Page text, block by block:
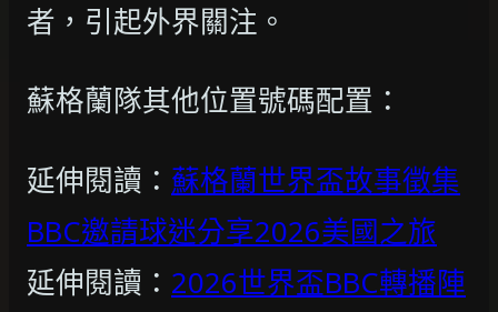
者，引起外界關注。
蘇格蘭隊其他位置號碼配置：
延伸閱讀： 蘇格蘭世界盃故事徵集
BBC邀請球迷分享2026美國之旅
延伸閱讀： 2026世界盃BBC轉播陣